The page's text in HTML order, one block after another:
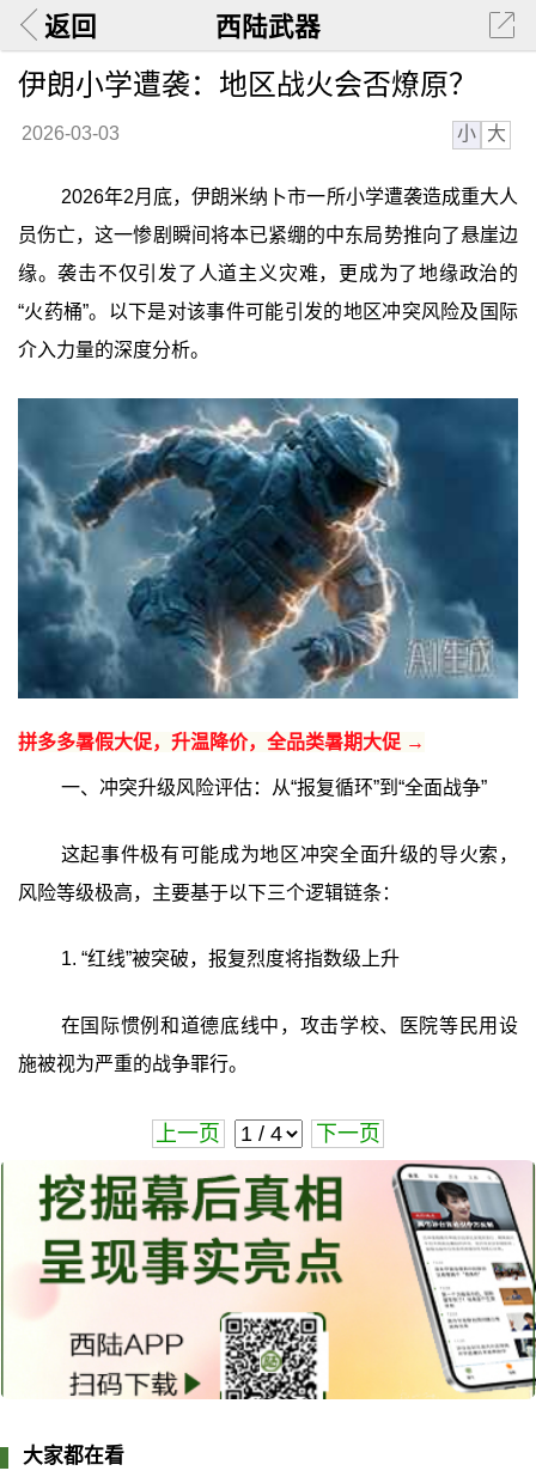
返回 西陆武器
伊朗小学遭袭：地区战火会否燎原？
2026-03-03 小 大
2026年2月底，伊朗米纳卜市一所小学遭袭造成重大人
员伤亡，这一惨剧瞬间将本已紧绷的中东局势推向了悬崖边
缘。袭击不仅引发了人道主义灾难，更成为了地缘政治的
“火药桶”。以下是对该事件可能引发的地区冲突风险及国际
介入力量的深度分析。
拼多多暑假大促，升温降价，全品类暑期大促 →
一、冲突升级风险评估：从“报复循环”到“全面战争”
这起事件极有可能成为地区冲突全面升级的导火索，
风险等级极高，主要基于以下三个逻辑链条：
1. “红线”被突破，报复烈度将指数级上升
在国际惯例和道德底线中，攻击学校、医院等民用设
施被视为严重的战争罪行。
上一页 下一页
大家都在看